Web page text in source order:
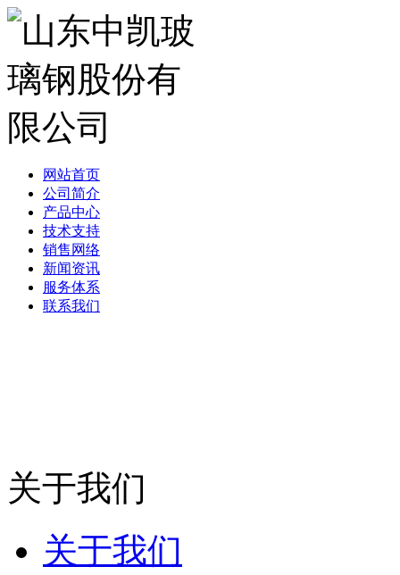
网站首页
公司简介
产品中心
技术支持
销售网络
新闻资讯
服务体系
联系我们
关于我们
关于我们